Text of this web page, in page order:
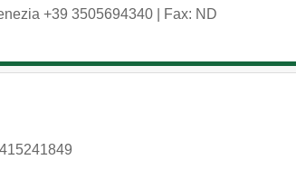
+39 3505694340 | Fax: ND